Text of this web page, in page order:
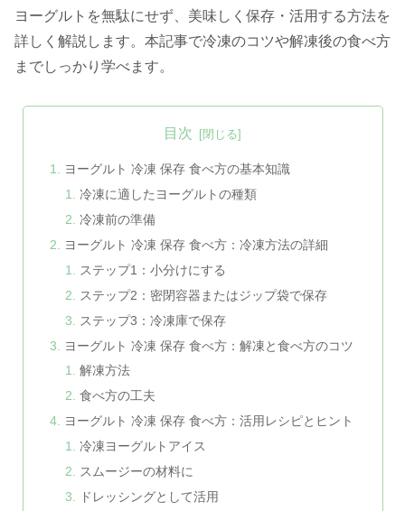
ヨーグルトを無駄にせず、美味しく保存・活用する方法を
詳しく解説します。本記事で冷凍のコツや解凍後の食べ方
までしっかり学べます。
目次
ヨーグルト 冷凍 保存 食べ方の基本知識
冷凍に適したヨーグルトの種類
冷凍前の準備
ヨーグルト 冷凍 保存 食べ方：冷凍方法の詳細
ステップ1：小分けにする
ステップ2：密閉容器またはジップ袋で保存
ステップ3：冷凍庫で保存
ヨーグルト 冷凍 保存 食べ方：解凍と食べ方のコツ
解凍方法
食べ方の工夫
ヨーグルト 冷凍 保存 食べ方：活用レシピとヒント
冷凍ヨーグルトアイス
スムージーの材料に
ドレッシングとして活用